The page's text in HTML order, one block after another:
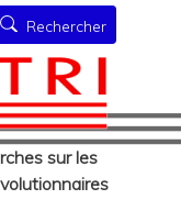
de
sur les
Rechercher